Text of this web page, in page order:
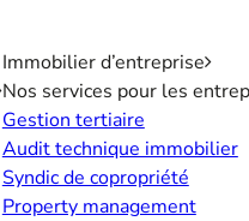
Immobilier d’entreprise
Nos services pour les
Gestion tertiaire
Audit technique immobilier
Syndic de copropriété
Property management